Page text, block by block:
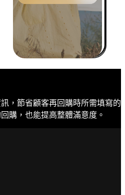
，節省顧客再回購時所需填寫的
購，也能提高整體滿意度。